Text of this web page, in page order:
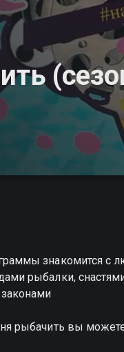
знакомится с
рыбалки,
рыбачить вы